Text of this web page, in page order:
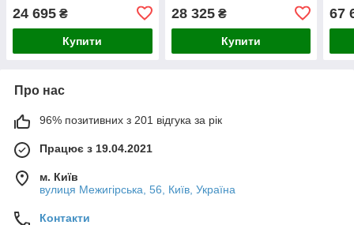
24 695 ₴
Купити
28 325₴
Купити
67
Про нас
96% позитивних з 201 відгука за рік
Працює з 19.04.2021
м. Київ
вулиця Межигірська, 56, Київ, Україна
Контакти